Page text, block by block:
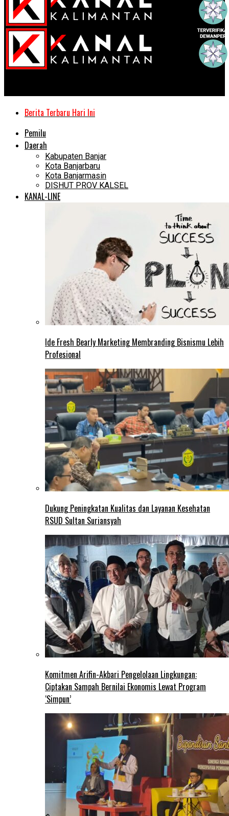
Berita Terbaru Hari Ini
Pemilu
Daerah
Kabupaten Banjar
Kota Banjarbaru
Kota Banjarmasin
DISHUT PROV KALSEL
KANAL-LINE
Ide Fresh Bearly Marketing Membranding Bisnismu Lebih
Profesional
Dukung Peningkatan Kualitas dan Layanan Kesehatan
RSUD Sultan Suriansyah
Komitmen Arifin-Akbari Pengelolaan Lingkungan:
Ciptakan Sampah Bernilai Ekonomis Lewat Program
‘Simpun’